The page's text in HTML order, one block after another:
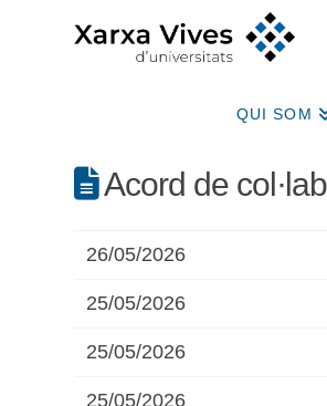
QUI SOM
Acord de
26/05/2026
25/05/2026
25/05/2026
25/05/2026